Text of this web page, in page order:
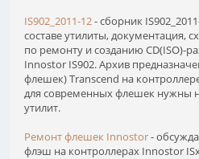
IS902_2011-12- сборник
составе утилиты, документация,
по ремонту и созданию CD(ISO)-
Innostor IS902. Архив
флешек) Transcend на
для современных флешек нужны
утилит.
Ремонт флешек Innostor-
флэш на контроллерах Innostor